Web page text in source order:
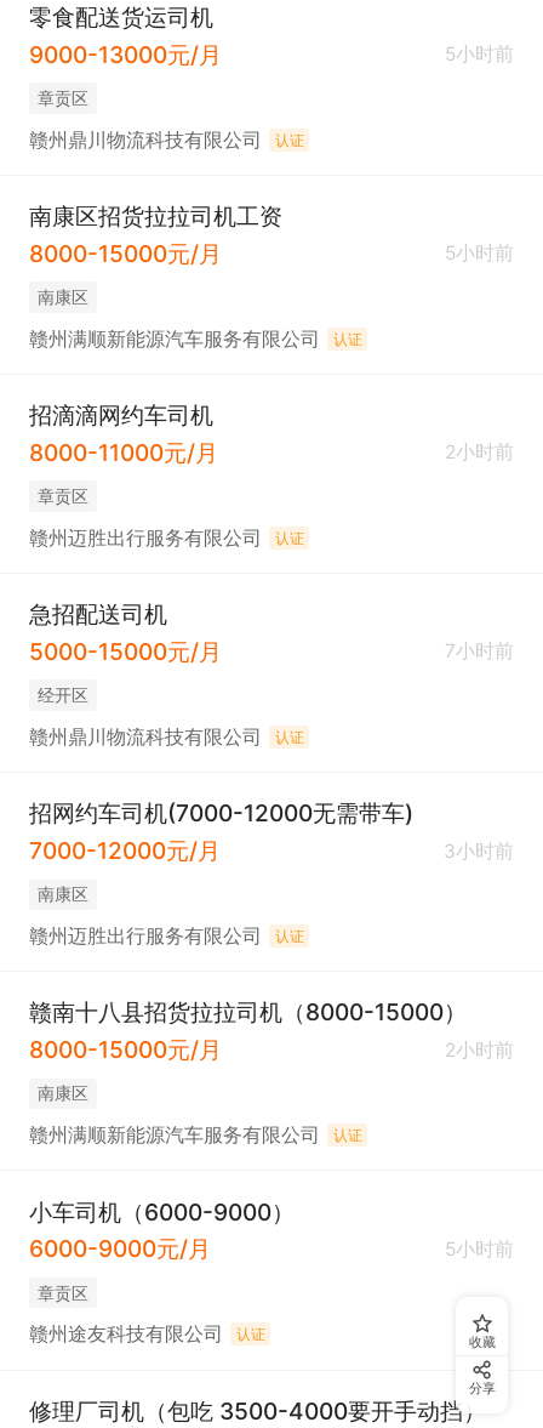
零食配送货运司机
9000-13000元/月
5小时前
章贡区
赣州鼎川物流科技有限公司 认证
南康区招货拉拉司机工资
8000-15000元/月
5小时前
南康区
赣州满顺新能源汽车服务有限公司 认证
招滴滴网约车司机
8000-11000元/月
2小时前
章贡区
赣州迈胜出行服务有限公司 认证
急招配送司机
5000-15000元/月
7小时前
经开区
赣州鼎川物流科技有限公司 认证
招网约车司机(7000-12000无需带车)
7000-12000元/月
3小时前
南康区
赣州迈胜出行服务有限公司 认证
赣南十八县招货拉拉司机（8000-15000）
8000-15000元/月
2小时前
南康区
赣州满顺新能源汽车服务有限公司 认证
小车司机（6000-9000）
6000-9000元/月
5小时前
章贡区
赣州途友科技有限公司 认证
修理厂司机（包吃 3500-4000要开手动挡）
收藏
分享